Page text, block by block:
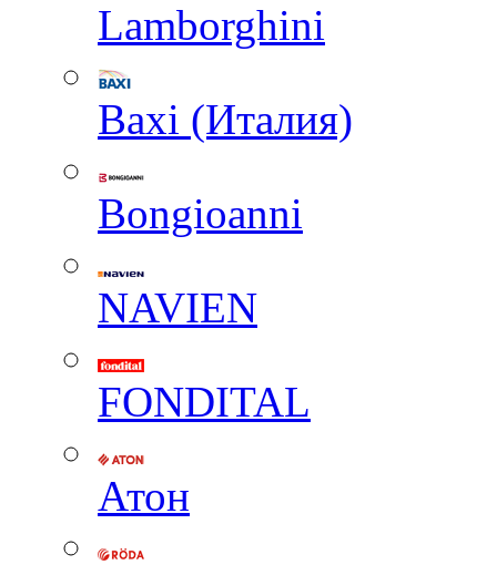
Lamborghini
Baxi (Италия)
Вongioanni
NAVIEN
FONDITAL
Атон